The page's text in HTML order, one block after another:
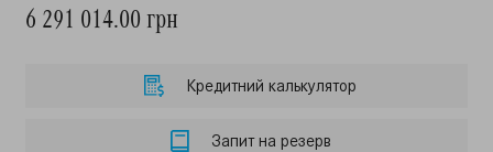
6 291 014.00 грн
Кредитний калькулятор
Запит на резерв